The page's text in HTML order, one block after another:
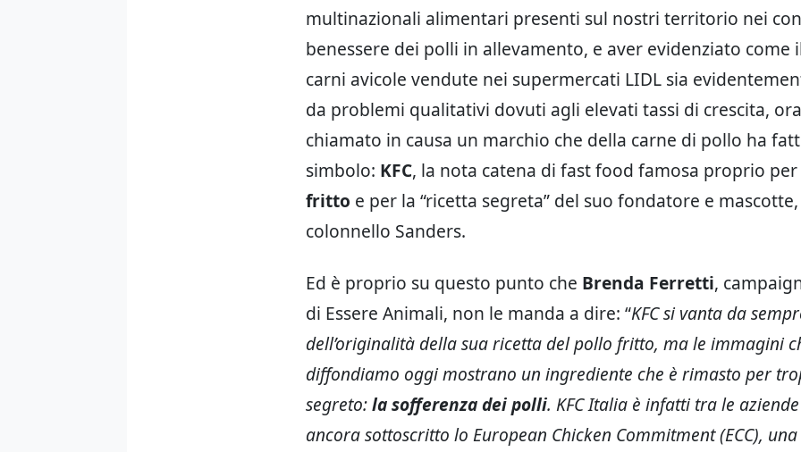
multinazionali alimentari presenti sul nostri territorio nei
benessere dei polli in allevamento, e aver evidenziato come
carni avicole vendute nei supermercati LIDL sia
da problemi qualitativi dovuti agli elevati tassi di crescita,
chiamato in causa un marchio che della carne di pollo ha
simbolo: KFC, la nota catena di fast food famosa proprio
fritto e per la “ricetta segreta” del suo fondatore e
colonnello Sanders.
Ed è proprio su questo punto che Brenda Ferretti,
di Essere Animali, non le manda a dire: “KFC si vanta da
dell’originalità della sua ricetta del pollo fritto, ma le immagini
diffondiamo oggi mostrano un ingrediente che è rimasto per
segreto:la sofferenza dei polli. KFC Italia è infatti tra le
ancora sottoscritto lo European Chicken Commitment (ECC),